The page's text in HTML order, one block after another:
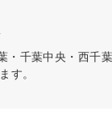
千葉中央・西千
す。